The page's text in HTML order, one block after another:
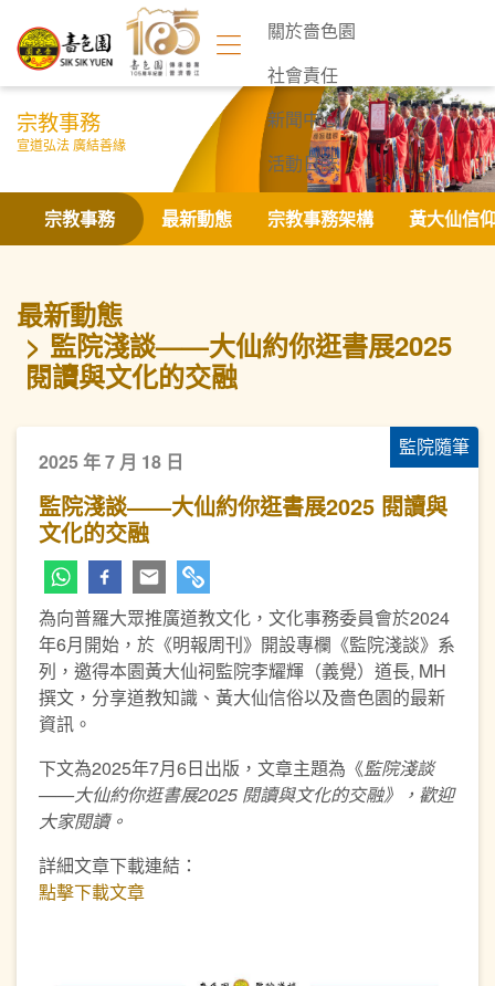
關於嗇色園
社會責任
新聞中心
活動日誌
聯絡我們
宗教事務
宣道弘法 廣結善緣
宗教事務 最新動態 宗教事務架構 黃大仙信
最新動態
監院淺談——大仙約你逛書展2025
閱讀與文化的交融
監院隨筆
2025 年 7 月 18 日
監院淺談——大仙約你逛書展2025 閱讀與
文化的交融
為向普羅大眾推廣道教文化，文化事務委員會於2024
年6月開始，於《明報周刊》開設專欄《監院淺談》系
列，邀得本園黃大仙祠監院李耀輝（義覺）道長, MH
撰文，分享道教知識、黃大仙信俗以及嗇色園的最新
資訊。
下文為2025年7月6日出版，文章主題為《監院淺談
——大仙約你逛書展2025 閱讀與文化的交融》，歡迎
大家閱讀。
詳細文章下載連結：
點擊下載文章